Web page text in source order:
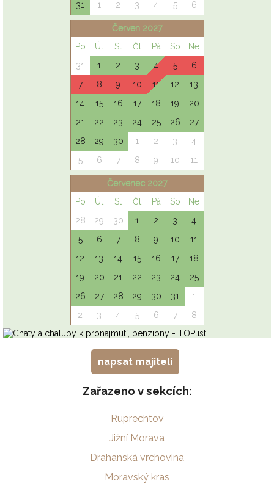
napsat majiteli
Zařazeno v sekcích:
Ruprechtov
Jižní Morava
Drahanská vrchovina
Moravský kras